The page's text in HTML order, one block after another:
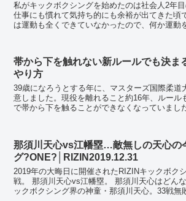
私がキックボクシングを始めたのは社会人2年目の時
仕事にも慣れて気持ち的にも余裕が出てきた頃
は運動も全くできていなかったので、何か運動
帯から下を触れない新ルールでも決ま
やり方
39歳になろうとする年に、マスターズ国際柔道
意しました。現役を離れること約16年、ルール
で帯から下を触ることができなくなっていました。 私は、肘
那須川天心vs江幡塁…敵無しの天心の
グ?ONE?│RIZIN2019.12.31
2019年の大晦日に開催されたRIZINキックボク
戦。 那須川天心vs江幡塁。 那須川天心はどんなキックボクサーか キ
ックボクシング界の神童・那須川天心。33戦無